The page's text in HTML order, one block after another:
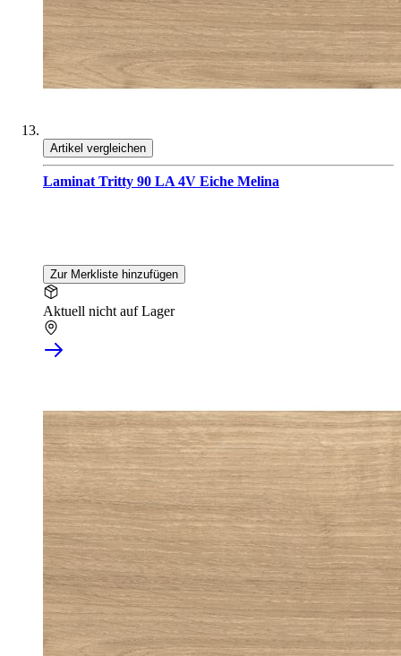
Artikel vergleichen
Laminat Tritty 90 LA 4V Eiche Melina
Zur Merkliste hinzufügen
Aktuell nicht auf Lager